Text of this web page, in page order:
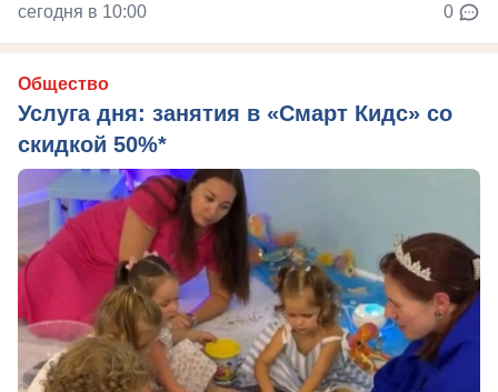
сегодня в 10:00 0
Общество
Услуга дня: занятия в «Смарт Кидс» со
скидкой 50%*